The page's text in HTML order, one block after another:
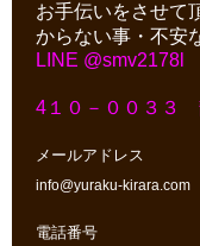
お手伝いをさせて
からない事・不安
LINE @smv2178l
4１０－００３３
メールアドレス
info@yuraku-kirara.com
電話番号